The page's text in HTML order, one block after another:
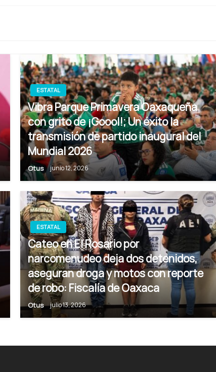
ESTATAL
Vibra Parque Primavera Oaxaqueña
con grito de ¡Goool!; Un éxito la
transmisión de partido inaugural del
Mundial 2026
Otus junio 12, 2026
ESTATAL
Cateo en El Rosario por
narcomenudeo deja dos detenidos,
aseguran droga y motos con reporte
de robo: Fiscalía de Oaxaca
Otus julio 13, 2026